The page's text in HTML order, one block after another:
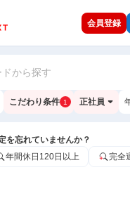
会員登録
から探す
こだわり条件 1 正社員
を忘れていませんか？
年間休日120日以上 完全